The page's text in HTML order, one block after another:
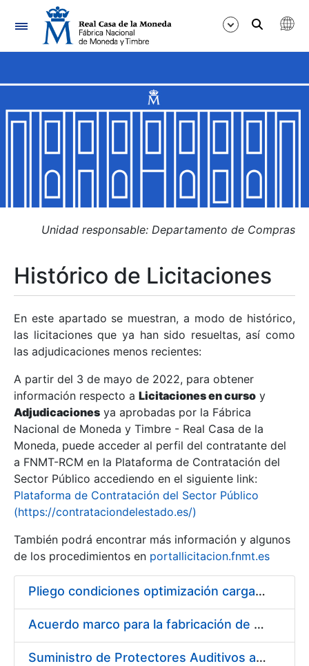
Navegación
Mostrar/Ocultar
Mostrar/Ocultar
Mostrar/Ocultar
Mostrar/Ocultar
Mostrar/Ocultar
Mostrar/Ocultar
Unidad responsable: Departamento de Compras
Histórico de Licitaciones
En este apartado se muestran, a modo de histórico,
las licitaciones que ya han sido resueltas, así como
las adjudicaciones menos recientes:
A partir del 3 de mayo de 2022, para obtener
información respecto a Licitaciones en curso y
Adjudicaciones ya aprobadas por la Fábrica
Nacional de Moneda y Timbre - Real Casa de la
Moneda, puede acceder al perfil del contratante del
a FNMT-RCM en la Plataforma de Contratación del
Sector Público accediendo en el siguiente link:
Plataforma de Contratación del Sector Público
(https://contrataciondelestado.es/)
También podrá encontrar más información y algunos
de los procedimientos en portallicitacion.fnmt.es
Pliego condiciones optimización cargas compras firmado
Acuerdo marco para la fabricación de piezas
Suministro de Protectores Auditivos a medida para las personas trabajadoras de los Centros de Trabajo de Madrid y Burgos